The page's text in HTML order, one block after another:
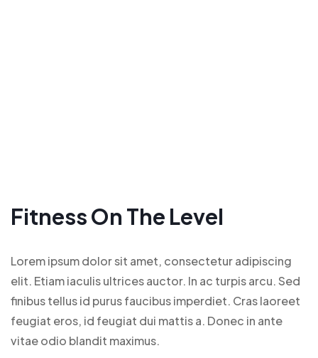
Fitness On The Level
Lorem ipsum dolor sit amet, consectetur adipiscing
elit. Etiam iaculis ultrices auctor. In ac turpis arcu. Sed
finibus tellus id purus faucibus imperdiet. Cras laoreet
feugiat eros, id feugiat dui mattis a. Donec in ante
vitae odio blandit maximus.